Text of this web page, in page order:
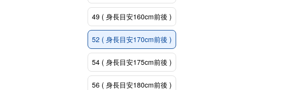
49 ( 身長目安160cm前後 )
52 ( 身長目安170cm前後 )
54 ( 身長目安175cm前後 )
56 ( 身長目安180cm前後 )